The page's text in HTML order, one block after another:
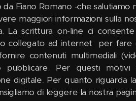
da Fiano Romano -che
maggiori informazioni sulla
La scrittura on-line ci
collegato ad internet per fare
contenuti multimediali
pubblicare. Per questi motivi
digitale. Per quanto riguarda
di leggere la nostra